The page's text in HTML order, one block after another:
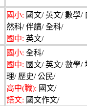
國小: 國文/ 英文/ 數學/
然科/ 伴讀/ 全科/
國中: 英文/
國小: 全科/
國中: 國文/ 英文/ 數學/
理/ 歷史/ 公民/
高中(職): 國文/
語文: 國文作文/